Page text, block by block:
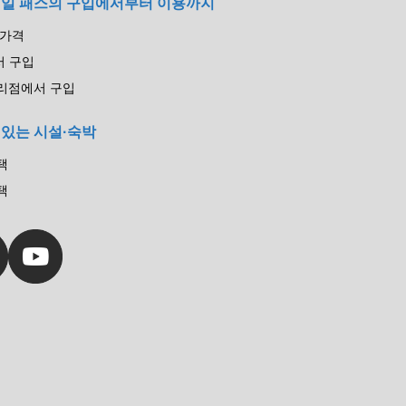
패스의 구입에서부터 이용까지
격
구입
점에서 구입
는 시설·숙박